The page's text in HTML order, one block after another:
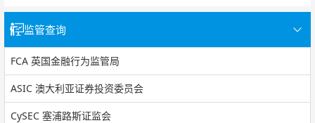
监管查询
FCA 英国金融行为监管局
ASIC 澳大利亚证券投资委员会
CySEC 塞浦路斯证监会